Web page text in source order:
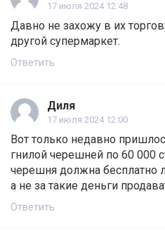
17 июля 2024 12:48
Давно не захожу в их
другой супермаркет.
Ответить
Диля
17 июля 2024 12:00
Вот только недавно
гнилой черешней по 60 000
черешня должна бесплатно
а не за такие деньги
Ответить